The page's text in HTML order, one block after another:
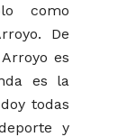
como
De
es
es la
todas
y